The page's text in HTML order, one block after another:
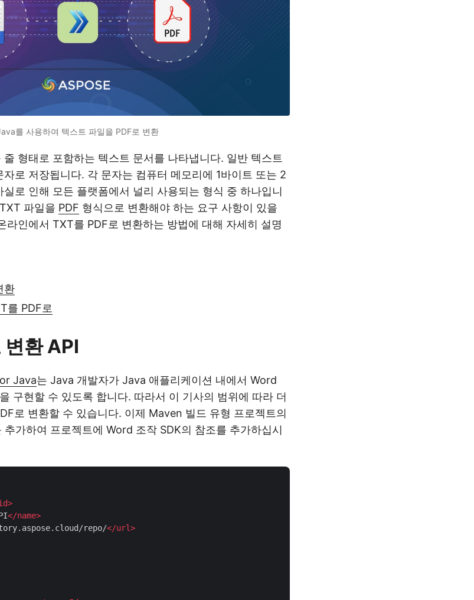
를 사용하여 텍스트 파일을 PDF로 변환
형태로 포함하는 텍스트 문서를 나타냅니다. 일반 텍스트
로 저장됩니다. 각 문자는 컴퓨터 메모리에 1바이트 또는 2
로 인해 모든 플랫폼에서 널리 사용되는 형식 중 하나입니
파일을 PDF 형식으로 변환해야 하는 요구 사항이 있을
라인에서 TXT를 PDF로 변환하는 방법에 대해 자세히 설명
환
를 PDF로
환 API
Java는 Java 개발자가 Java 애플리케이션 내에서 Word
구현할 수 있도록 합니다. 따라서 이 기사의 범위에 따라 더
로 변환할 수 있습니다. 이제 Maven 빌드 유형 프로젝트의
가하여 프로젝트에 Word 조작 SDK의 참조를 추가하십시
>
</name>
repo/</url>